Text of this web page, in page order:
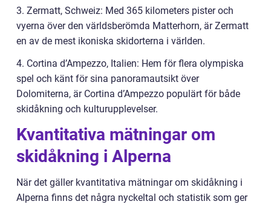
3. Zermatt, Schweiz: Med 365 kilometers pister och
vyerna över den världsberömda Matterhorn, är Zermatt
en av de mest ikoniska skidorterna i världen.
4. Cortina d’Ampezzo, Italien: Hem för flera olympiska
spel och känt för sina panoramautsikt över
Dolomiterna, är Cortina d’Ampezzo populärt för både
skidåkning och kulturupplevelser.
Kvantitativa mätningar om
skidåkning i Alperna
När det gäller kvantitativa mätningar om skidåkning i
Alperna finns det några nyckeltal och statistik som ger